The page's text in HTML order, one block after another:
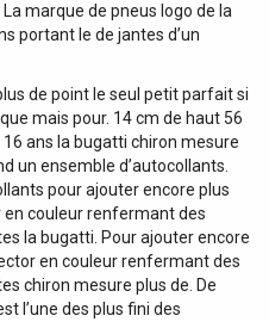
marque de pneus logo de la
portant le de jantes d’un
de point le seul petit parfait si
mais pour. 14 cm de haut 56
ans la bugatti chiron mesure
un ensemble d’autocollants.
pour ajouter encore plus
couleur renfermant des
la bugatti. Pour ajouter encore
en couleur renfermant des
chiron mesure plus de. De
l’une des plus fini des